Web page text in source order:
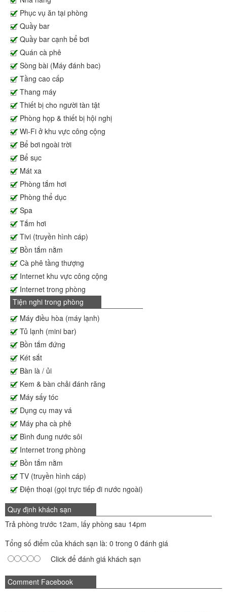
Phục vụ ăn tại phòng
Quầy bar
Quầy bar cạnh bể bơi
Quán cà phê
Sòng bài (Máy đánh bac)
Tầng cao cấp
Thang máy
Thiết bị cho người tàn tật
Phòng họp & thiết bị hội nghị
Wi-Fi ở khu vực công cộng
Bể bơi ngoài trời
Bể sục
Mát xa
Phòng tắm hơi
Phòng thể dục
Spa
Tắm hơi
Tivi (truyền hình cáp)
Bồn tắm nằm
Cà phê tầng thượng
Internet khu vực công cộng
Internet trong phòng
Tiện nghi trong phòng
Máy điều hòa (máy lạnh)
Tủ lạnh (mini bar)
Bồn tắm đứng
Két sắt
Bàn là / ủi
Kem & bàn chải đánh răng
Máy sấy tóc
Dụng cụ may vá
Máy pha cà phê
Bình đung nước sôi
Internet trong phòng
Bồn tắm nằm
TV (truyền hình cáp)
Điện thoại (gọi trực tiếp đi nước ngoài)
Quy định khách sạn
Trả phòng trước 12am, lấy phòng sau 14pm
Tổng số điểm của khách sạn là: 0 trong 0 đánh giá
Click để đánh giá khách sạn
Comment Facebook